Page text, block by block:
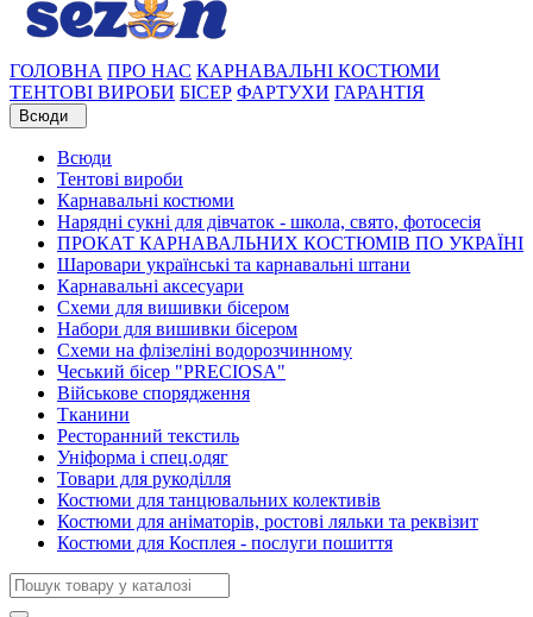
ГОЛОВНА ПРО НАС КАРНАВАЛЬНІ КОСТЮМИ
ТЕНТОВІ ВИРОБИ БІСЕР ФАРТУХИ ГАРАНТІЯ
Всюди
Всюди
Тентові вироби
Карнавальні костюми
Нарядні сукні для дівчаток - школа, свято, фотосесія
ПРОКАТ КАРНАВАЛЬНИХ КОСТЮМІВ ПО УКРАЇНІ
Шаровари українські та карнавальні штани
Карнавальні аксесуари
Схеми для вишивки бісером
Набори для вишивки бісером
Схеми на флізеліні водорозчинному
Чеський бісер "PRECIOSA"
Військове спорядження
Тканини
Ресторанний текстиль
Уніформа і спец.одяг
Товари для рукоділля
Костюми для танцювальних колективів
Костюми для аніматорів, ростові ляльки та реквізит
Костюми для Косплея - послуги пошиття